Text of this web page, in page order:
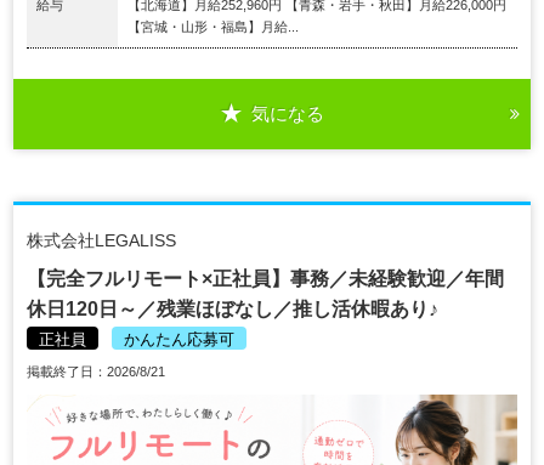
給与
【北海道】月給252,960円 【青森・岩手・秋田】月給226,000円
【宮城・山形・福島】月給...
気になる
株式会社LEGALISS
【完全フルリモート×正社員】事務／未経験歓迎／年間
休日120日～／残業ほぼなし／推し活休暇あり♪
正社員 かんたん応募可
掲載終了日：2026/8/21